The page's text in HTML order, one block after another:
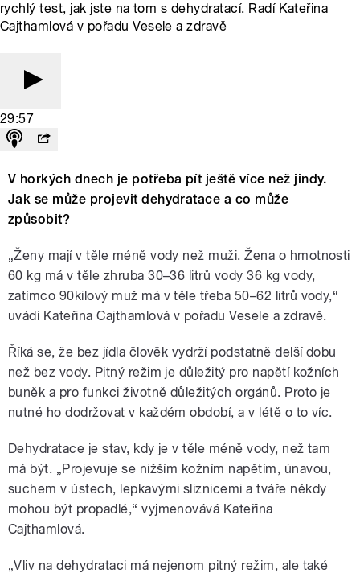
rychlý test, jak jste na tom s dehydratací. Radí Kateřina
Cajthamlová v pořadu Vesele a zdravě
29:57
V horkých dnech je potřeba pít ještě více než jindy.
Jak se může projevit dehydratace a co může
způsobit?
„Ženy mají v těle méně vody než muži. Žena o hmotnosti
60 kg má v těle zhruba 30–36 litrů vody 36 kg vody,
zatímco 90kilový muž má v těle třeba 50–62 litrů vody,“
uvádí Kateřina Cajthamlová v pořadu Vesele a zdravě.
Říká se, že bez jídla člověk vydrží podstatně delší dobu
než bez vody. Pitný režim je důležitý pro napětí kožních
buněk a pro funkci životně důležitých orgánů. Proto je
nutné ho dodržovat v každém období, a v létě o to víc.
Dehydratace je stav, kdy je v těle méně vody, než tam
má být. „Projevuje se nižším kožním napětím, únavou,
suchem v ústech, lepkavými sliznicemi a tváře někdy
mohou být propadlé,“ vyjmenovává Kateřina
Cajthamlová.
„Vliv na dehydrataci má nejenom pitný režim, ale také